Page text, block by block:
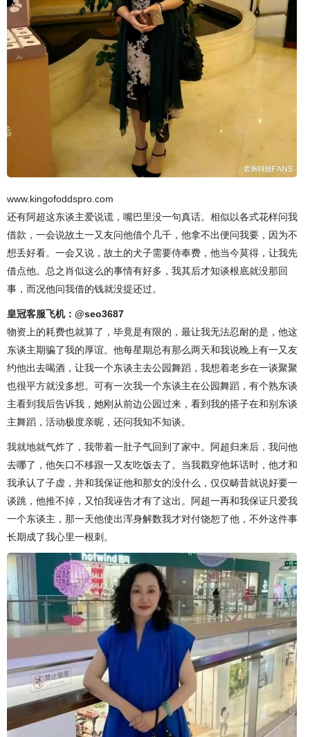
www.kingofoddspro.com
还有阿超这东谈主爱说谎，嘴巴里没一句真话。相似以各式花样问我
借款，一会说故土一又友问他借个几千，他拿不出便问我要，因为不
想丢好看。一会又说，故土的犬子需要侍奉费，他当今莫得，让我先
借点他。总之肖似这么的事情有好多，我其后才知谈根底就没那回
事，而况他问我借的钱就没提还过。
皇冠客服飞机：@seo3687
物资上的耗费也就算了，毕竟是有限的，最让我无法忍耐的是，他这
东谈主期骗了我的厚谊。他每星期总有那么两天和我说晚上有一又友
约他出去喝酒，让我一个东谈主去公园舞蹈，我想着老乡在一谈聚聚
也很平方就没多想。可有一次我一个东谈主在公园舞蹈，有个熟东谈
主看到我后告诉我，她刚从前边公园过来，看到我的搭子在和别东谈
主舞蹈，活动极度亲昵，还问我知不知谈。
我就地就气炸了，我带着一肚子气回到了家中。阿超归来后，我问他
去哪了，他矢口不移跟一又友吃饭去了。当我戳穿他坏话时，他才和
我承认了子虚，并和我保证他和那女的没什么，仅仅畴昔就说好要一
谈跳，他推不掉，又怕我诬告才有了这出。阿超一再和我保证只爱我
一个东谈主，那一天他使出浑身解数我才对付饶恕了他，不外这件事
长期成了我心里一根刺。